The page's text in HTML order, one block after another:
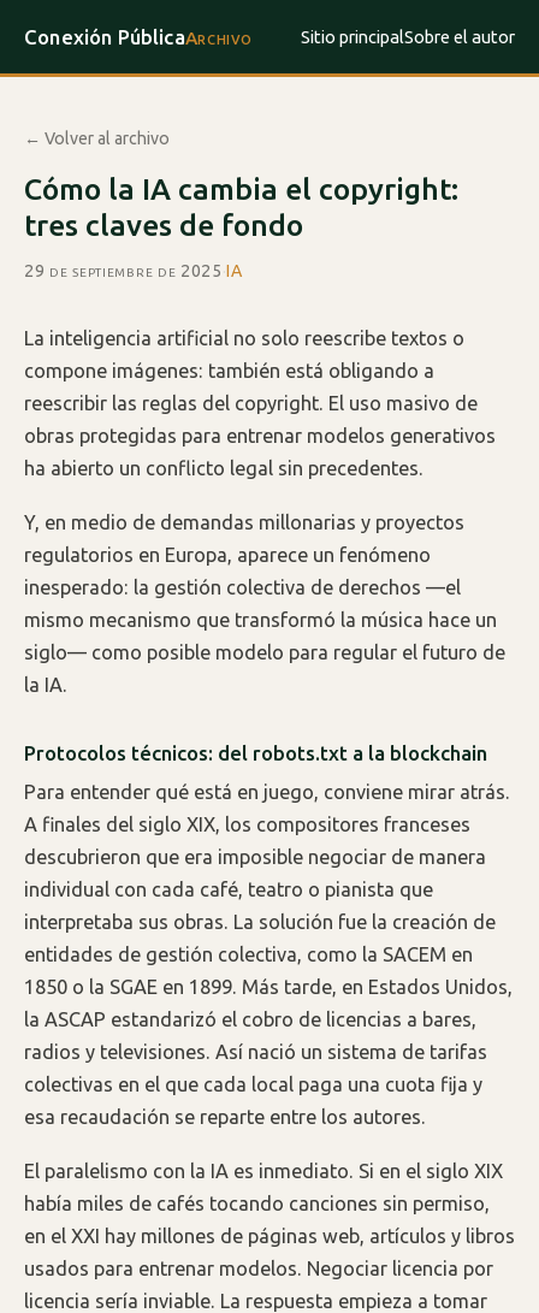
Conexión PúblicaArchivo Sitio principalSobre el autor
← Volver al archivo
Cómo la IA cambia el copyright:
tres claves de fondo
29 de septiembre de 2025·IA
La inteligencia artificial no solo reescribe textos o
compone imágenes: también está obligando a
reescribir las reglas del copyright. El uso masivo de
obras protegidas para entrenar modelos generativos
ha abierto un conflicto legal sin precedentes.
Y, en medio de demandas millonarias y proyectos
regulatorios en Europa, aparece un fenómeno
inesperado: la gestión colectiva de derechos —el
mismo mecanismo que transformó la música hace un
siglo— como posible modelo para regular el futuro de
la IA.
Protocolos técnicos: del robots.txt a la blockchain
Para entender qué está en juego, conviene mirar atrás.
A finales del siglo XIX, los compositores franceses
descubrieron que era imposible negociar de manera
individual con cada café, teatro o pianista que
interpretaba sus obras. La solución fue la creación de
entidades de gestión colectiva, como la SACEM en
1850 o la SGAE en 1899. Más tarde, en Estados Unidos,
la ASCAP estandarizó el cobro de licencias a bares,
radios y televisiones. Así nació un sistema de tarifas
colectivas en el que cada local paga una cuota fija y
esa recaudación se reparte entre los autores.
El paralelismo con la IA es inmediato. Si en el siglo XIX
había miles de cafés tocando canciones sin permiso,
en el XXI hay millones de páginas web, artículos y libros
usados para entrenar modelos. Negociar licencia por
licencia sería inviable. La respuesta empieza a tomar